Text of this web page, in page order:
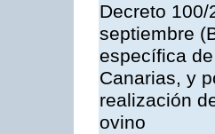
Decreto
septiembre
específica
Canarias, y
realización
ovino